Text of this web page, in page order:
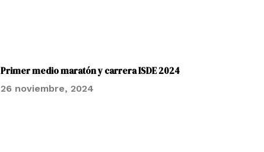
Primer medio maratón y carrera ISDE 2024
26 noviembre, 2024